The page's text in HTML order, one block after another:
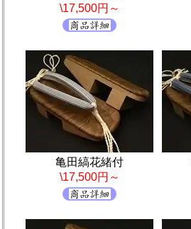
\17,500円～
亀田縞花緒付
\17,500円～